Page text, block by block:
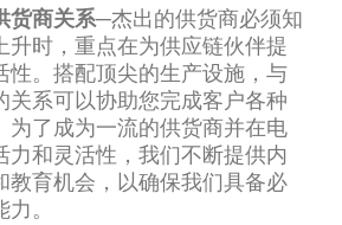
货商关系─杰出的供货商必须知
升时，重点在为供应链伙伴提
性。搭配顶尖的生产设施，与
关系可以协助您完成客户各种
为了成为一流的供货商并在电
力和灵活性，我们不断提供内
教育机会，以确保我们具备必
。